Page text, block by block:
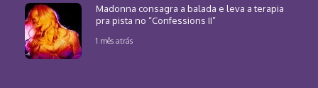
Madonna consagra a balada e leva a terapia
pra pista no “Confessions II”
1 mês atrás